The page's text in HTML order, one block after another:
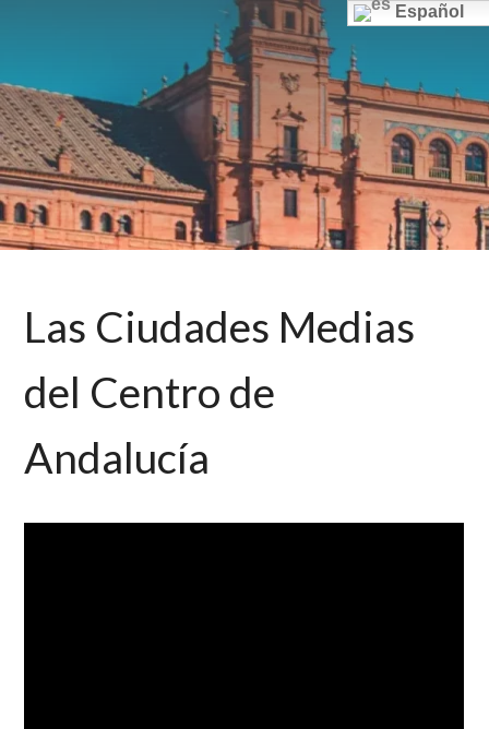
ARQUITECTURA
Las Ciudades Medias
del Centro de
Andalucía
Español